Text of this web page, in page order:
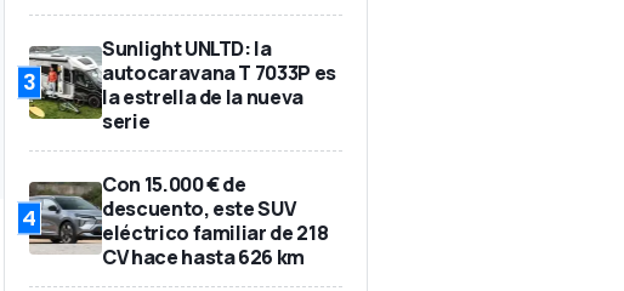
3
Sunlight UNLTD: la
autocaravana T 7033P es
la estrella de la nueva
serie
4
Con 15.000 € de
descuento, este SUV
eléctrico familiar de 218
CV hace hasta 626 km